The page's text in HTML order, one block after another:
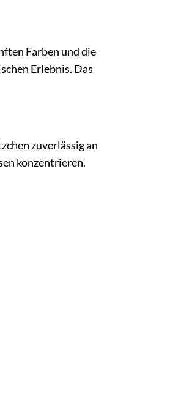
Farben und die
Erlebnis. Das
zuverlässig an
konzentrieren.